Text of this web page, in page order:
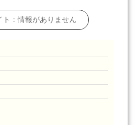
ト：情報がありません